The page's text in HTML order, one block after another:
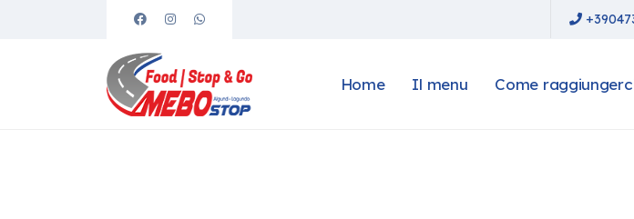
Home Il menu Come